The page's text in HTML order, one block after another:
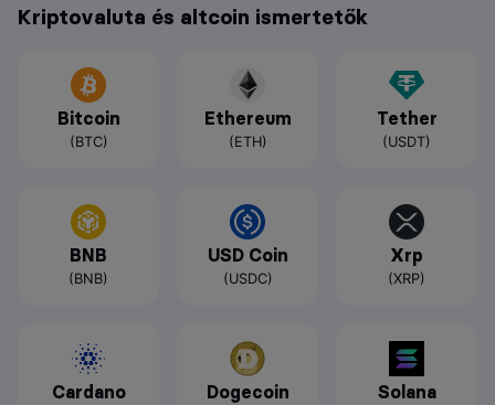
Kriptovaluta és altcoin ismertetők
Bitcoin
(BTC)
Ethereum
(ETH)
Tether
(USDT)
BNB
(BNB)
USD Coin
(USDC)
Xrp
(XRP)
Cardano Dogecoin Solana